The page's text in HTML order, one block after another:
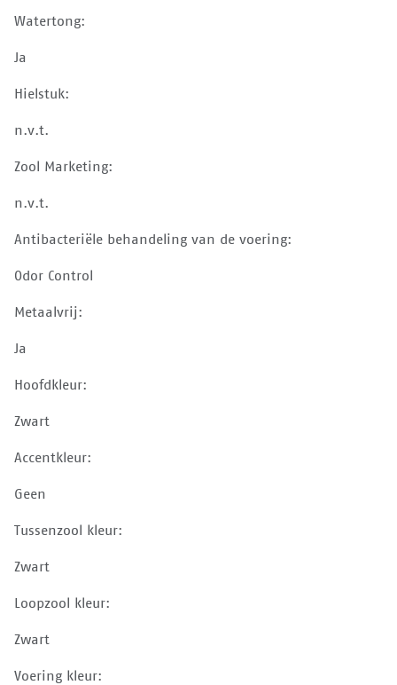
Watertong:
Ja
Hielstuk:
n.v.t.
Zool Marketing:
n.v.t.
Antibacteriële behandeling van de voering:
Odor Control
Metaalvrij:
Ja
Hoofdkleur:
Zwart
Accentkleur:
Geen
Tussenzool kleur:
Zwart
Loopzool kleur:
Zwart
Voering kleur: